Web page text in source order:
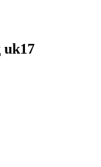
uk17